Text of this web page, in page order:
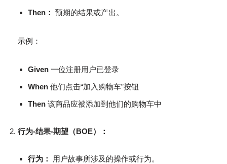
Then： 预期的结果或产出。
示例：
Given 一位注册用户已登录
When 他们点击“加入购物车”按钮
Then 该商品应被添加到他们的购物车中
行为-结果-期望（BOE）：
行为：
用户故事所涉及的操作或行为。